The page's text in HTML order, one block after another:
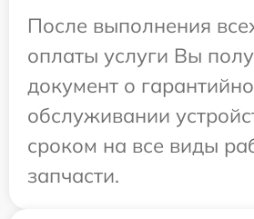
После выполнения
оплаты услуги Вы
документ о
обслуживании
сроком на все виды
запчасти.